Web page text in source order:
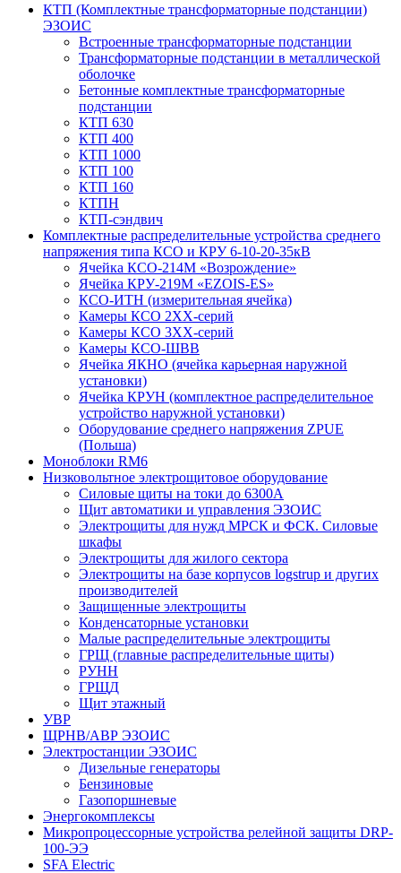
КТП (Комплектные трансформаторные подстанции)
ЭЗОИС
Встроенные трансформаторные подстанции
Трансформаторные подстанции в металлической
оболочке
Бетонные комплектные трансформаторные
подстанции
КТП 630
КТП 400
КТП 1000
КТП 100
КТП 160
КТПН
КТП-сэндвич
Комплектные распределительные устройства среднего
напряжения типа КСО и КРУ 6-10-20-35кВ
Ячейка КСО-214М «Возрождение»
Ячейка КРУ-219М «EZOIS-ES»
КСО-ИТН (измерительная ячейка)
Камеры КСО 2ХХ-серий
Камеры КСО 3ХХ-серий
Камеры КСО-ШВВ
Ячейка ЯКНО (ячейка карьерная наружной
установки)
Ячейка КРУН (комплектное распределительное
устройство наружной установки)
Оборудование среднего напряжения ZPUE
(Польша)
Моноблоки RM6
Низковольтное электрощитовое оборудование
Силовые щиты на токи до 6300А
Щит автоматики и управления ЭЗОИС
Электрощиты для нужд МРСК и ФСК. Силовые
шкафы
Электрощиты для жилого сектора
Электрощиты на базе корпусов logstrup и других
производителей
Защищенные электрощиты
Конденсаторные установки
Малые распределительные электрощиты
ГРЩ (главные распределительные щиты)
РУНН
ГРЩД
Щит этажный
УВР
ЩРНВ/АВР ЭЗОИС
Электростанции ЭЗОИС
Дизельные генераторы
Бензиновые
Газопоршневые
Энергокомплексы
Микропроцессорные устройства релейной защиты DRP-
100-ЭЭ
SFA Electric